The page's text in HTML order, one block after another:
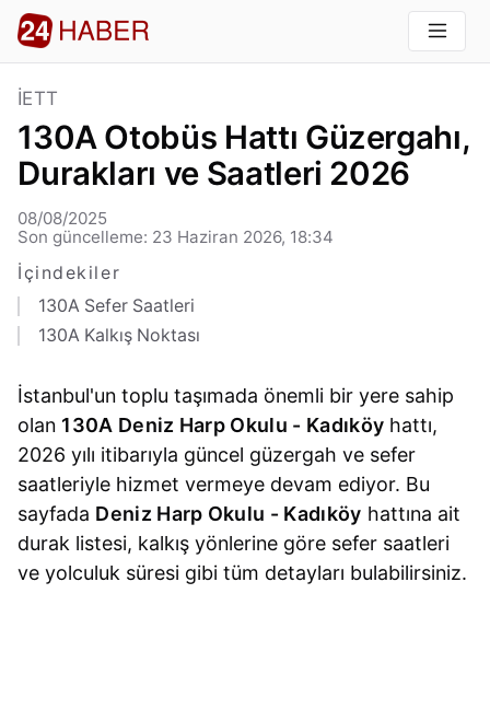
İETT
130A Otobüs Hattı Güzergahı,
Durakları ve Saatleri 2026
08/08/2025
Son güncelleme: 23 Haziran 2026, 18:34
İçindekiler
130A Sefer Saatleri
130A Kalkış Noktası
İstanbul'un toplu taşımada önemli bir yere sahip
olan 130A Deniz Harp Okulu - Kadıköy hattı,
2026 yılı itibarıyla güncel güzergah ve sefer
saatleriyle hizmet vermeye devam ediyor. Bu
sayfada Deniz Harp Okulu - Kadıköy hattına ait
durak listesi, kalkış yönlerine göre sefer saatleri
ve yolculuk süresi gibi tüm detayları bulabilirsiniz.